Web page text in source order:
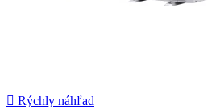
 Rýchly náhľad